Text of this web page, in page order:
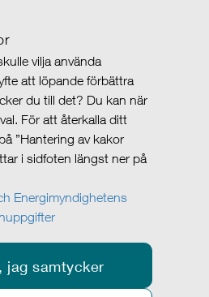
vilja använda
att löpande förbättra
du till det? Du kan när
För att återkalla ditt
”Hantering av kakor
i sidfoten längst ner på
Energimyndighetens
jag samtycker